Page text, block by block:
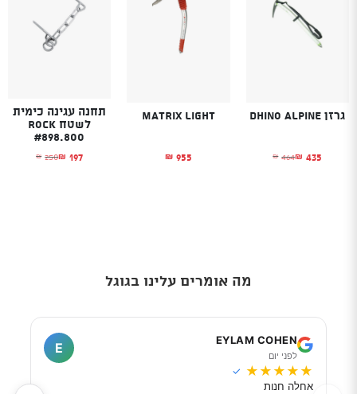
גרזן Dhino Alpine
₪ 464
המחיר המקורי היה: ₪464.₪ 435 המחיר הנוכחי הוא: ₪435.
Matrix Light
₪ 955
תחנה עגינה כימית
לשטח Rock
#898.800
₪ 250
המחיר המקורי₪ 197 המחיר הנוכחי
מה אומרים עלינו בגוגל
EYLAM COHEN
לפני יום
E
★
★
★
★
★
✓
אחלה חנות